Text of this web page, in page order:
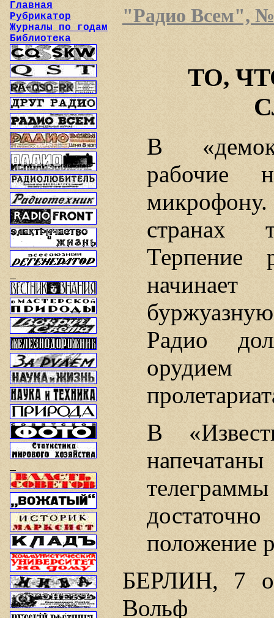
Главная
Рубрикатор
Журналы по годам
Библиотека
"Радио Всем",
ТО,
В
рабочие
странах
Терпение
Радио
В
положение
БЕРЛИН, 7
Вольф